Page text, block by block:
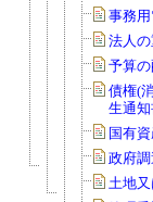
事務
法人の
予算
債権(
生通
国有
政府
土地